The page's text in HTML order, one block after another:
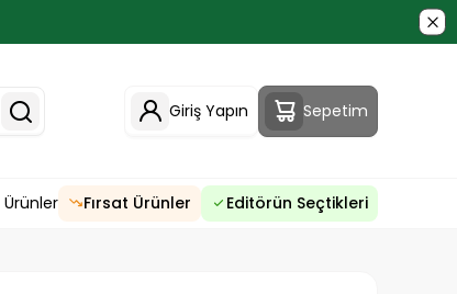
Giriş Yapın Sepetim
Fırsat Ürünler Editörün Seçtikleri